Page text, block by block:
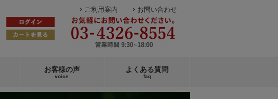
ご利用案内 お問い合わせ
お客様の声
voice
よくある質問
faq